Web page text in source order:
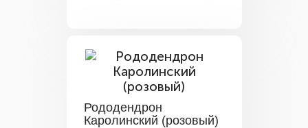
Рододендрон
Каролинский (розовый)